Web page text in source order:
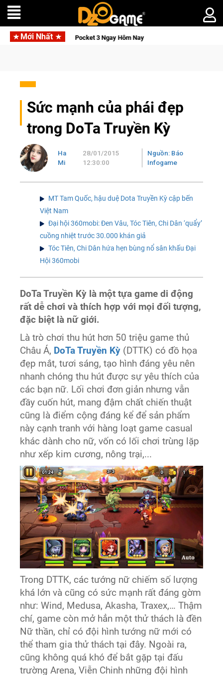
Mới Nhất
Osmo Pocket 3 Ngay Hôm Nay
Sức mạnh của phái đẹp
trong DoTa Truyền Kỳ
Ha
Mi
28/01/2015
12:30:00
Nguồn: Báo
Infogame
MT Tam Quốc, hậu duệ Dota Truyền Kỳ cập bến
Việt Nam
Đại hội 360mobi: Đen Vâu, Tóc Tiên, Chi Dân ‘quẩy’
cuồng nhiệt trước 30.000 khán giả
Tóc Tiên, Chi Dân hứa hẹn bùng nổ sân khấu Đại
Hội 360mobi
DoTa Truyền Kỳ là một tựa game di động
rất dễ chơi và thích hợp với mọi đối tượng,
đặc biệt là nữ giới.
Là trò chơi thu hút hơn 50 triệu game thủ
Châu Á, DoTa Truyền Kỳ (DTTK) có đồ họa
đẹp mắt, tươi sáng, tạo hình đáng yêu nên
nhanh chóng thu hút được sự yêu thích của
các bạn nữ. Lối chơi đơn giản nhưng vẫn
đầy cuốn hút, mang đậm chất chiến thuật
cũng là điểm cộng đáng kể để sản phẩm
này cạnh tranh với hàng loạt game casual
khác dành cho nữ, vốn có lối chơi trùng lặp
như xếp kim cương, nông trại,...
Trong DTTK, các tướng nữ chiếm số lượng
khá lớn và cũng có sức mạnh rất đáng gờm
như: Wind, Medusa, Akasha, Traxex,… Thậm
chí, game còn mở hẳn một thử thách là đền
Nữ thần, chỉ có đội hình tướng nữ mới có
thể tham gia thử thách tại đây. Ngoài ra,
cũng không quá khó để bắt gặp tại đấu
trường Arena, Viễn Chinh những đội hình